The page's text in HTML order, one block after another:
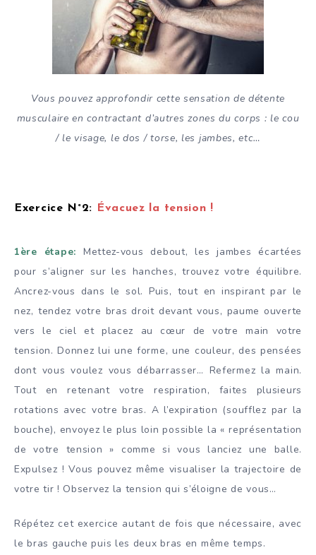
Vous pouvez approfondir cette sensation de détente
musculaire en contractant d’autres zones du corps : le cou
/ le visage, le dos / torse, les jambes, etc…
Exercice N°2: Évacuez la tension !
1ère étape: Mettez-vous debout, les jambes écartées
pour s’aligner sur les hanches, trouvez votre équilibre.
Ancrez-vous dans le sol. Puis, tout en inspirant par le
nez, tendez votre bras droit devant vous, paume ouverte
vers le ciel et placez au cœur de votre main
votre
tension. Donnez lui une forme, une couleur, des pensées
dont vous voulez vous débarrasser… Refermez la main.
Tout en retenant votre respiration, faites plusieurs
rotations avec votre bras. A l’expiration (soufflez par la
bouche), envoyez le plus loin possible la « représentation
de votre tension » comme si vous lanciez une balle.
Expulsez ! Vous pouvez même visualiser la trajectoire de
votre tir ! Observez la tension qui s’éloigne de vous…
Répétez cet exercice autant de fois que nécessaire, avec
le bras gauche puis les deux bras en même temps.